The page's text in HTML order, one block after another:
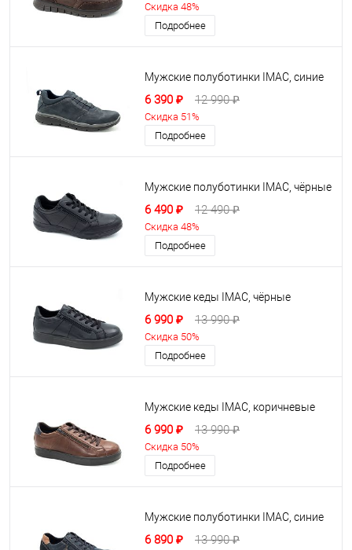
Скидка 48%
Подробнее
Мужские полуботинки IMAC, синие
6 390 ₽ 12 990 ₽
Скидка 51%
Подробнее
Мужские полуботинки IMAC, чёрные
6 490 ₽ 12 490 ₽
Скидка 48%
Подробнее
Мужские кеды IMAC, чёрные
6 990 ₽ 13 990 ₽
Скидка 50%
Подробнее
Мужские кеды IMAC, коричневые
6 990 ₽ 13 990 ₽
Скидка 50%
Подробнее
Мужские полуботинки IMAC, синие
6 890 ₽ 13 990 ₽